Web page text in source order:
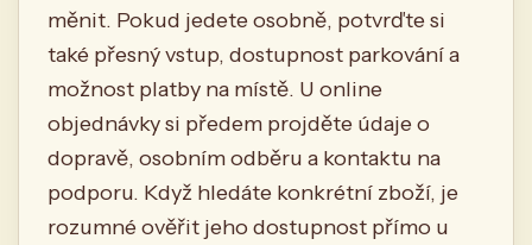
měnit. Pokud jedete osobně, potvrďte si
také přesný vstup, dostupnost parkování a
možnost platby na místě. U online
objednávky si předem projděte údaje o
dopravě, osobním odběru a kontaktu na
podporu. Když hledáte konkrétní zboží, je
rozumné ověřit jeho dostupnost přímo u